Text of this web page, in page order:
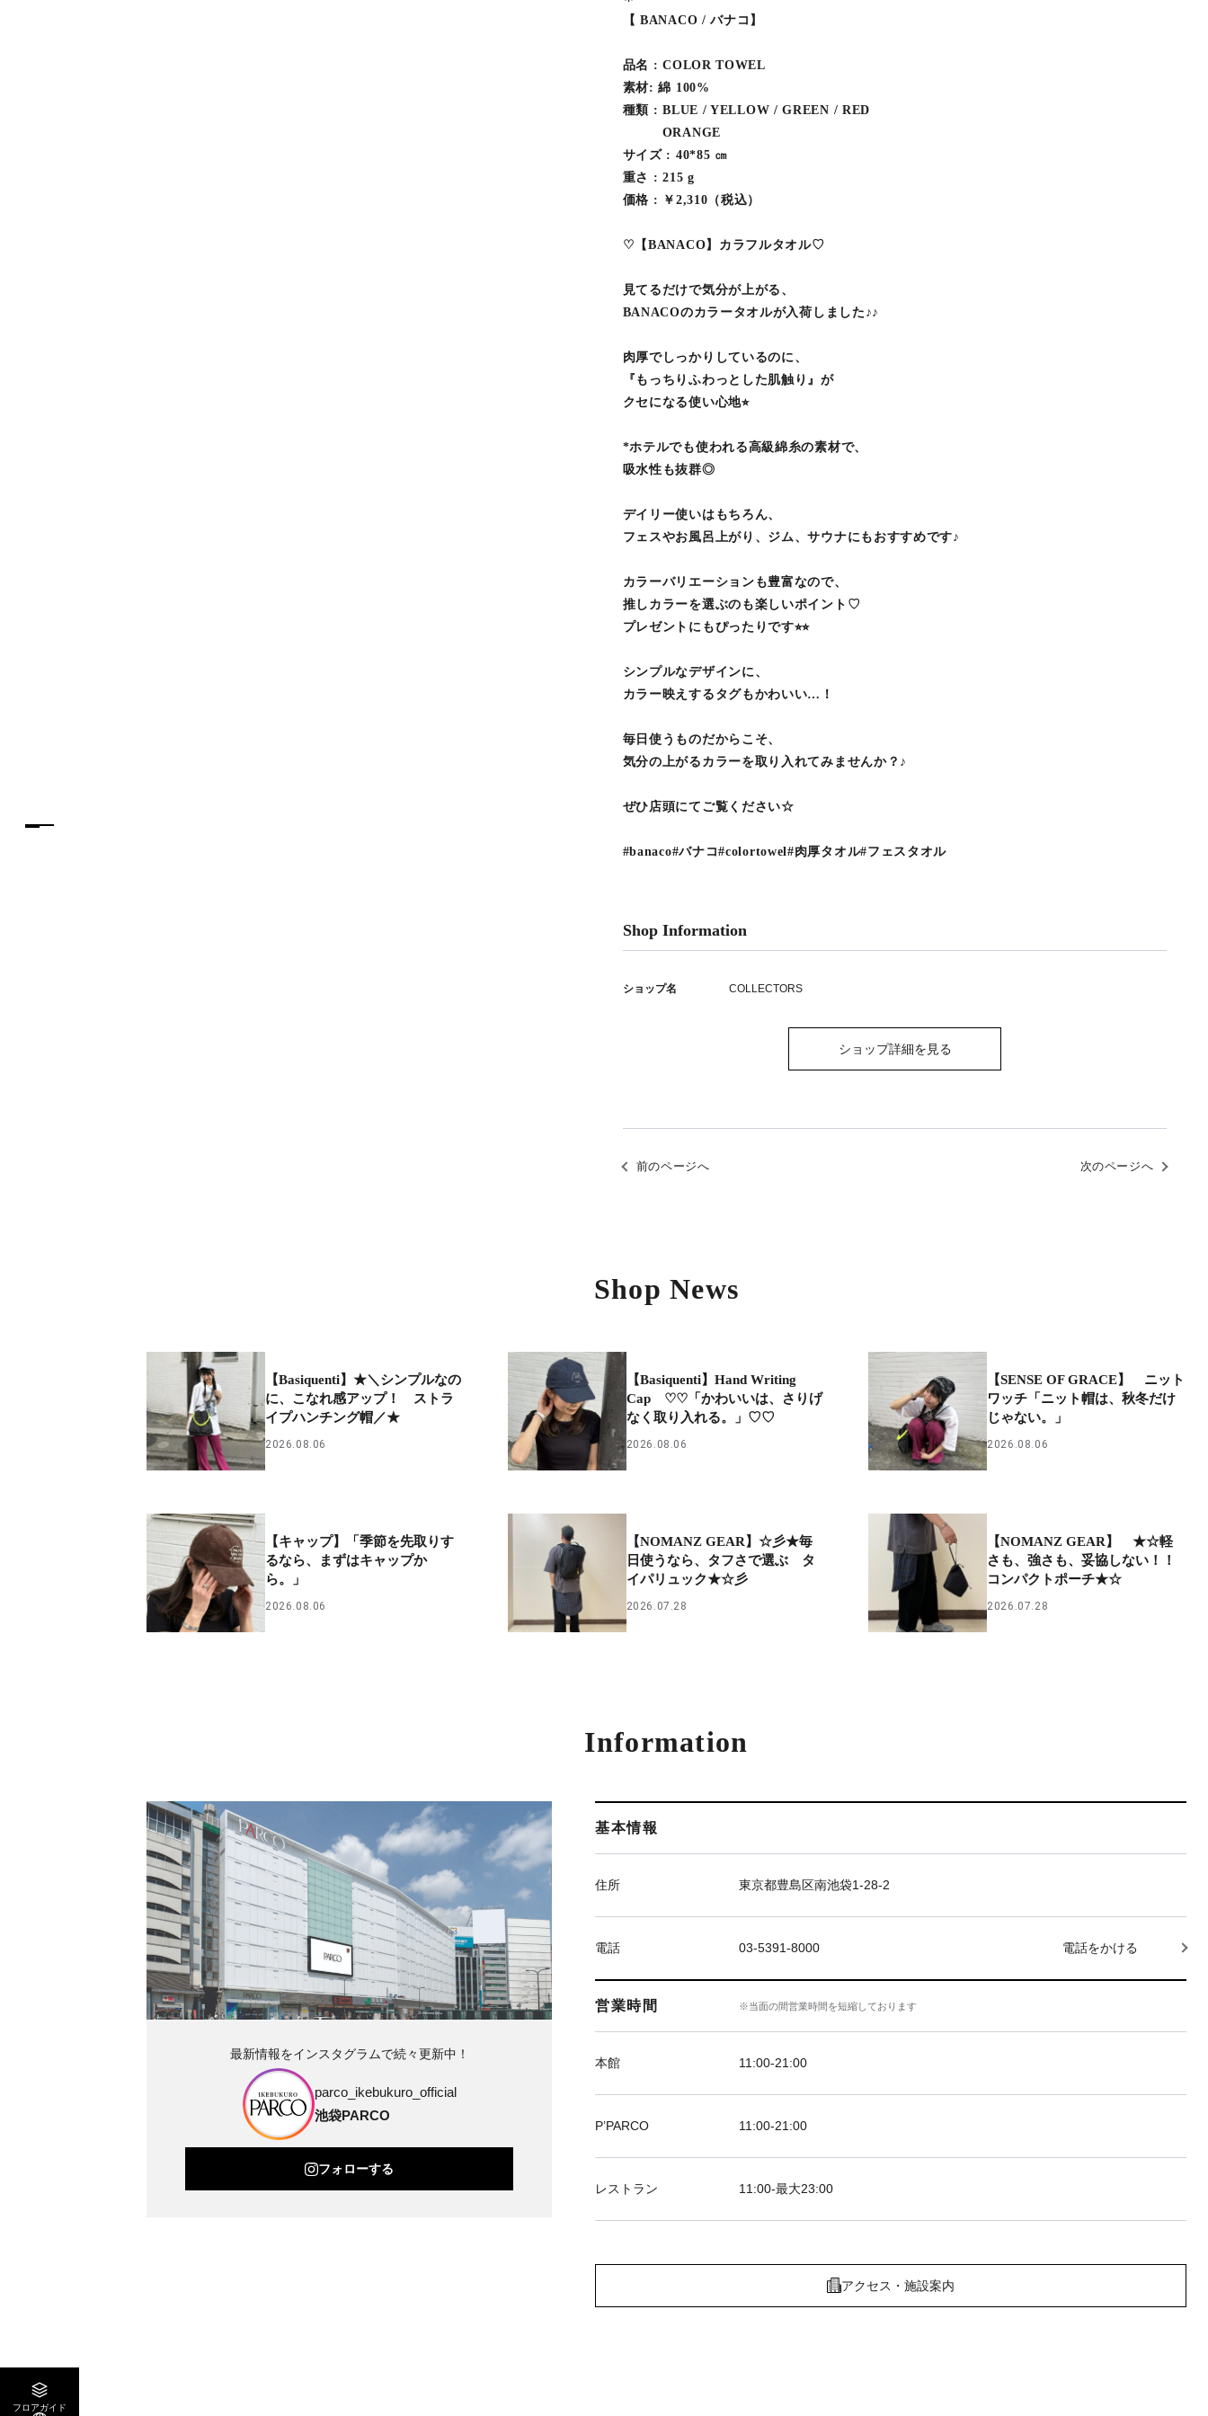
フロアガイド
【 BANACO / バナコ】
品名 : COLOR TOWEL
素材: 綿 100%
種類 : BLUE / YELLOW / GREEN / RED
ORANGE
サイズ : 40*85 ㎝
重さ : 215 g
価格 : ￥2,310（税込）
♡【BANACO】カラフルタオル♡
見てるだけで気分が上がる、
BANACOのカラータオルが入荷しました♪♪
肉厚でしっかりしているのに、
『もっちりふわっとした肌触り』が
クセになる使い心地⭐︎
*ホテルでも使われる高級綿糸の素材で、
吸水性も抜群◎
デイリー使いはもちろん、
フェスやお風呂上がり、ジム、サウナにもおすすめです♪
カラーバリエーションも豊富なので、
推しカラーを選ぶのも楽しいポイント♡
プレゼントにもぴったりです⭐︎⭐︎
シンプルなデザインに、
カラー映えするタグもかわいい…！
毎日使うものだからこそ、
気分の上がるカラーを取り入れてみませんか？♪
ぜひ店頭にてご覧ください☆
#banaco#バナコ#colortowel#肉厚タオル#フェスタオル
Shop Information
ショップ名 COLLECTORS
ショップ詳細を見る
前のページへ 次のページへ
Shop News
【Basiquenti】★＼シンプルなの
に、こなれ感アップ！ ストラ
イプハンチング帽／★
2026.08.06
【Basiquenti】Hand Writing
Cap ♡♡「かわいいは、さりげ
なく取り入れる。」♡♡
2026.08.06
【SENSE OF GRACE】 ニット
ワッチ「ニット帽は、秋冬だけ
じゃない。」
2026.08.06
【キャップ】「季節を先取りす
るなら、まずはキャップか
ら。」
2026.08.06
【NOMANZ GEAR】☆彡★毎
日使うなら、タフさで選ぶ タ
イパリュック★☆彡
2026.07.28
【NOMANZ GEAR】 ★☆軽
さも、強さも、妥協しない！！
コンパクトポーチ★☆
2026.07.28
Information
基本情報
住所 東京都豊島区南池袋1-28-2
電話 03-5391-8000 電話をかける
営業時間 ※当面の間営業時間を短縮しております
本館 11:00-21:00
P’PARCO 11:00-21:00
レストラン 11:00-最大23:00
アクセス・施設案内
最新情報をインスタグラムで続々更新中！
parco_ikebukuro_official
池袋PARCO
フォローする